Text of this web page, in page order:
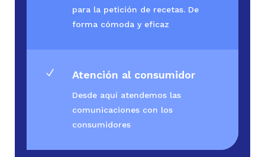
para la petición de recetas. De
forma cómoda y eficaz
N Atención al consumidor
Desde aquí atendemos las
comunicaciones con los
consumidores